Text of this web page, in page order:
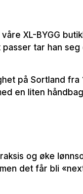
XL-BYGG
tar han seg
på Sortland fra
en liten
og øke
det får bli